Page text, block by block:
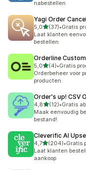
nabestellen
Yagi Order
5,0van 5 sterren
(37)
37 recensies in
•Gratis
Laat klanten
bestellen
Orderline
5,0van 5 sterren
(4)
4 recensies in
•Gratis
Orderbeheer voor
producten.
Order's up! CSV
4,8van 5 sterren
(12)
12 recensies in
•Gratis
Maak eenvoudig
bestand!
Cleverific AI
4,7van 5 sterren
(204)
204 recensies in
•Gratis
Laat klanten
aankoop